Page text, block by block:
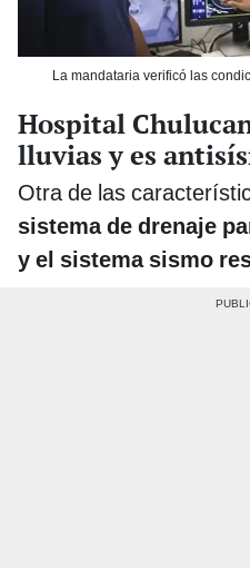
La mandataria verificó las
Hospital
lluvias y es
Otra de las
sistema de drenaje
y el sistema sismo